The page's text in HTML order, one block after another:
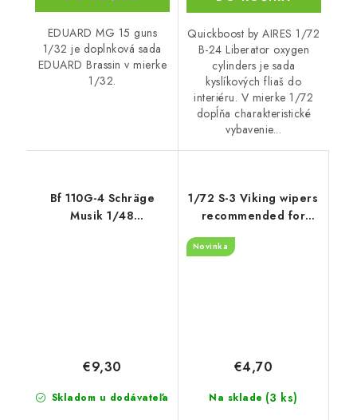
EDUARD MG 15 guns
1/32 je doplnková sada
EDUARD Brassin v mierke
1/32.
Quickboost by AIRES 1/72
B-24 Liberator oxygen
cylinders je sada
kyslíkových fliaš do
interiéru. V mierke 1/72
dopĺňa charakteristické
vybavenie...
Bf 110G-4 Schräge
Musik 1/48
Skladom u dodávateľa
€9,30
1/72 S-3 Viking wipers
recommended for
Novinka
Na sklade (3 ks)
€4,70